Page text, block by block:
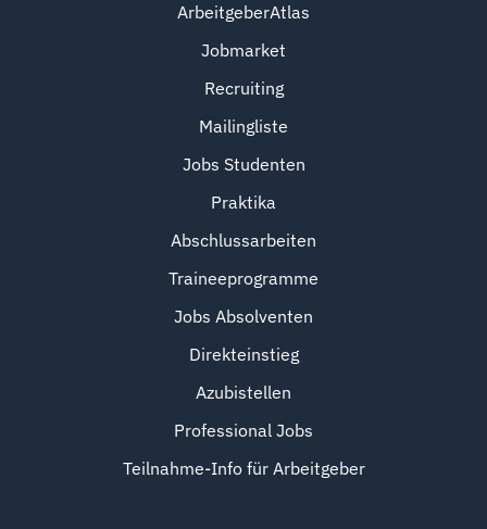
ArbeitgeberAtlas
Jobmarket
Recruiting
Mailingliste
Jobs Studenten
Praktika
Abschlussarbeiten
Traineeprogramme
Jobs Absolventen
Direkteinstieg
Azubistellen
Professional Jobs
Teilnahme-Info für Arbeitgeber